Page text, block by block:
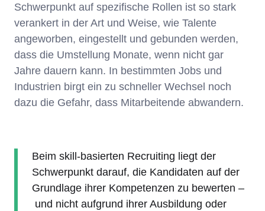
Schwerpunkt auf spezifische Rollen ist so stark
verankert in der Art und Weise, wie Talente
angeworben, eingestellt und gebunden werden,
dass die Umstellung Monate, wenn nicht gar
Jahre dauern kann. In bestimmten Jobs und
Industrien birgt ein zu schneller Wechsel noch
dazu die Gefahr, dass Mitarbeitende abwandern.
Beim skill-basierten Recruiting liegt der
Schwerpunkt darauf, die Kandidaten auf der
Grundlage ihrer Kompetenzen zu bewerten –
und nicht aufgrund ihrer Ausbildung oder